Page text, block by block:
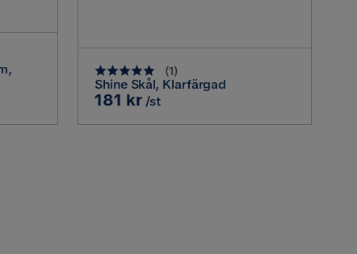
(1)
Shine Skål, Klarfärgad
Pris
181 kr/st